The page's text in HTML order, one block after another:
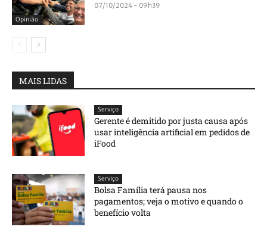
Opinião
07/10/2024 - 09h39
MAIS LIDAS
Serviço
Gerente é demitido por justa causa após
usar inteligência artificial em pedidos de
iFood
Serviço
Bolsa Família terá pausa nos
pagamentos; veja o motivo e quando o
benefício volta